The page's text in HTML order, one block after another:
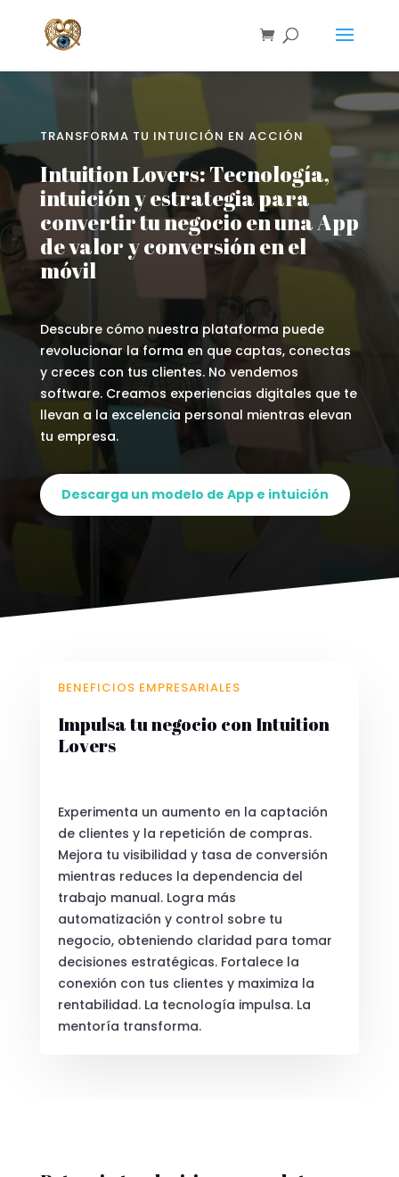
TRANSFORMA TU INTUICIÓN EN ACCIÓN
Intuition Lovers: Tecnología,
intuición y estrategia para
convertir tu negocio en una App
de valor y conversión en el
móvil
Descubre cómo nuestra plataforma puede
revolucionar la forma en que captas, conectas
y creces con tus clientes. No vendemos
software. Creamos experiencias digitales que te
llevan a la excelencia personal mientras elevan
tu empresa.
Descarga un modelo de App e intuición
BENEFICIOS EMPRESARIALES
Impulsa tu negocio con Intuition
Lovers
Experimenta un aumento en la captación
de clientes y la repetición de compras.
Mejora tu visibilidad y tasa de conversión
mientras reduces la dependencia del
trabajo manual. Logra más
automatización y control sobre tu
negocio, obteniendo claridad para tomar
decisiones estratégicas. Fortalece la
conexión con tus clientes y maximiza la
rentabilidad. La tecnología impulsa. La
mentoría transforma.